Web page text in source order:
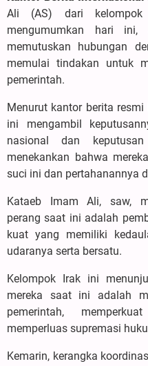
Ali (AS) dari
mengumumkan hari ini,
memutuskan hubungan
memulai tindakan untuk
pemerintah.
Menurut kantor berita
ini mengambil
nasional dan
menekankan bahwa
suci ini dan pertahanannya
Kataeb Imam Ali, saw,
perang saat ini adalah
kuat yang memiliki
udaranya serta bersatu.
Kelompok Irak ini
mereka saat ini adalah
pemerintah,
memperluas supremasi
Kemarin, kerangka